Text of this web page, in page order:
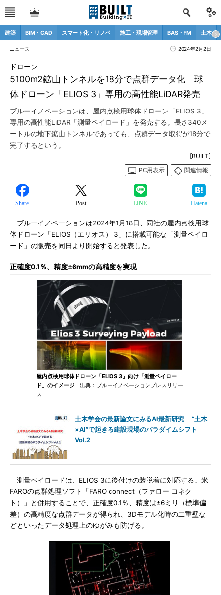
建築 BIM・CAD スマート化・リノベ 施工・現場管理 BAS・FM 土木
ニュース 2024年2月2日
5100m2鉱山トンネルを18分で点群データ化 球
体ドローン「ELIOS 3」専用の高性能LiDAR発売
ドローン
ブルーイノベーションは、屋内点検用球体ドローン「ELIOS 3」
専用の高性能LiDAR「測量ペイロード」を発売する。長さ340メ
ートルの地下鉱山トンネルであっても、点群データ取得が18分で
完了するという。
[BUILT]
PC用表示
関連情報
Share Post LINE Hatena
ブルーイノベーションは2024年1月18日、同社の屋内点検用球
体ドローン「ELIOS（エリオス） 3」に搭載可能な「測量ペイロ
ード」の販売を同日より開始すると発表した。
正確度0.1％、精度±6mmの高精度を実現
屋内点検用球体ドローン「ELIOS 3」向け「測量ペイロー
ド」のイメージ 出典：ブルーイノベーションプレスリリー
ス
土木学会の最新論文にみるAI最新研究 “土木
×AI”で起きる建設現場のパラダイムシフト
Vol.2
測量ペイロードは、ELIOS 3に後付けの装脱着に対応する。米
FAROの点群処理ソフト「FARO connect（ファロー コネク
ト）」と併用することで、正確度0.1％、精度は±6ミリ（標準偏
差）の高精度な点群データが得られ、3Dモデル化時の二重壁な
どといったデータ処理上のゆがみも防げる。